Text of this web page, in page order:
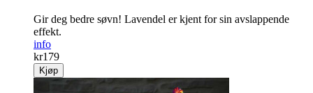
Gir deg bedre søvn! Lavendel er kjent for sin avslappende
effekt.
info
kr179
Kjøp